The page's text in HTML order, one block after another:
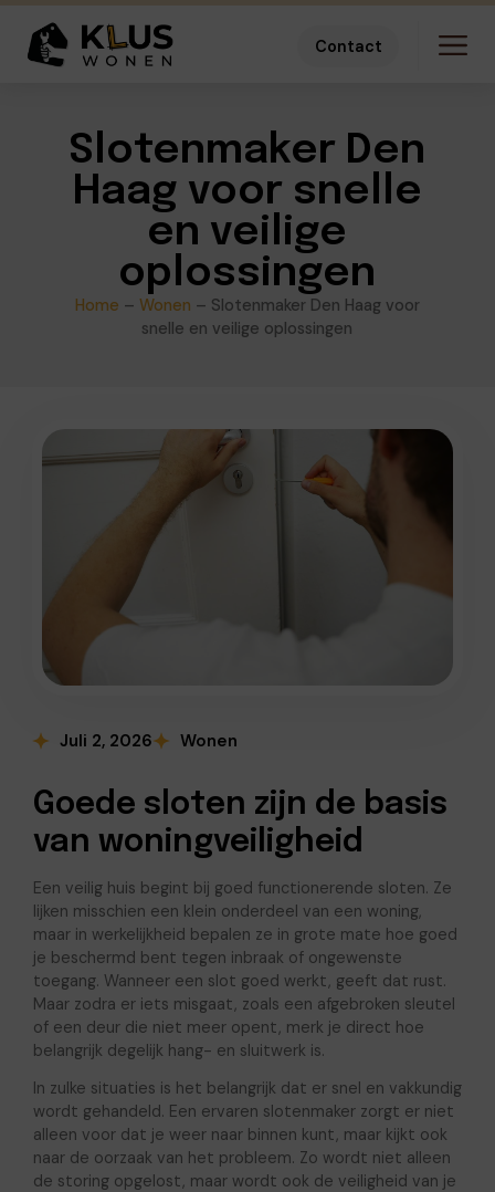
Contact
Slotenmaker Den
Haag voor snelle
en veilige
oplossingen
Home – Wonen – Slotenmaker Den Haag voor
snelle en veilige oplossingen
Juli 2, 2026 Wonen
Goede sloten zijn de basis
van woningveiligheid
Een veilig huis begint bij goed functionerende sloten. Ze
lijken misschien een klein onderdeel van een woning,
maar in werkelijkheid bepalen ze in grote mate hoe goed
je beschermd bent tegen inbraak of ongewenste
toegang. Wanneer een slot goed werkt, geeft dat rust.
Maar zodra er iets misgaat, zoals een afgebroken sleutel
of een deur die niet meer opent, merk je direct hoe
belangrijk degelijk hang- en sluitwerk is.
In zulke situaties is het belangrijk dat er snel en vakkundig
wordt gehandeld. Een ervaren slotenmaker zorgt er niet
alleen voor dat je weer naar binnen kunt, maar kijkt ook
naar de oorzaak van het probleem. Zo wordt niet alleen
de storing opgelost, maar wordt ook de veiligheid van je